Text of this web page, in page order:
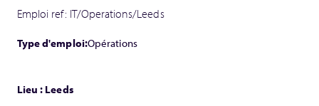
Emploi ref: IT/Operations/Leeds
Type d'emploi:Opérations
Lieu : Leeds